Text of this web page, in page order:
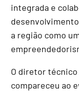
integrada e
a região como
O diretor técnico
compareceu ao